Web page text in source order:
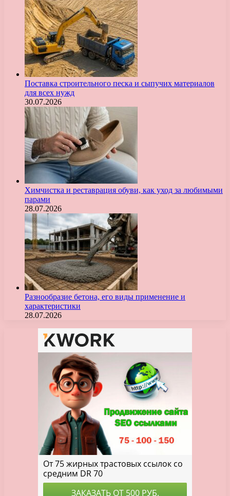
Поставка строительного песка и сыпучих материалов
для всех нужд
30.07.2026
Химчистка и реставрация обуви, как уход за любимыми
парами
28.07.2026
Разнообразие бетона, его виды применение и
характеристики
28.07.2026